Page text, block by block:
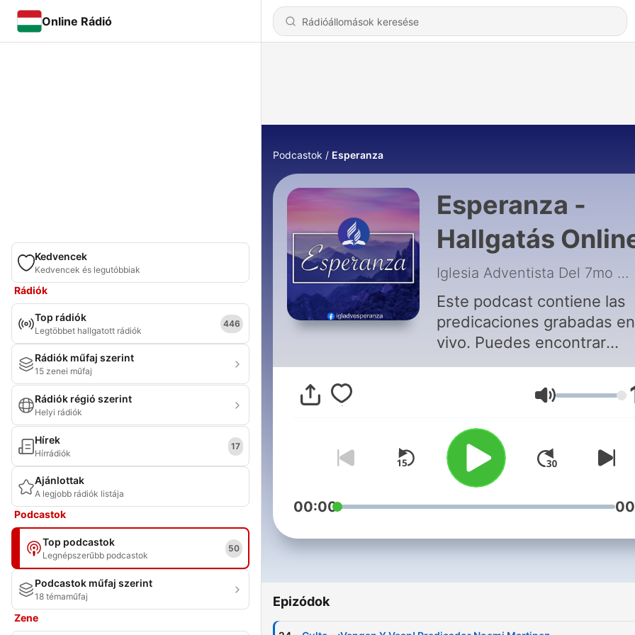
Online Rádió
Kedvencek
Kedvencek és legutóbbiak
Rádiók
Top rádiók
Legtöbbet hallgatott rádiók
446
Rádiók műfaj szerint
15 zenei műfaj
Rádiók régió szerint
Helyi rádiók
Hírek
Hírrádiók
17
Ajánlottak
A legjobb rádiók listája
Podcastok
Top podcastok
Legnépszerűbb podcastok
50
Podcastok műfaj szerint
18 témaműfaj
Zene
Podcastok Esperanza
Esperanza -
Hallgatás
Iglesia Adventista Del 7mo Día Esperanza, Arecibo, PR
Este podcast contiene las
predicaciones grabadas en
vivo. Puedes encontrar
nuestra Facebook Page
igladvesperanza.
https://
Hangerő
00:00
Epizódok